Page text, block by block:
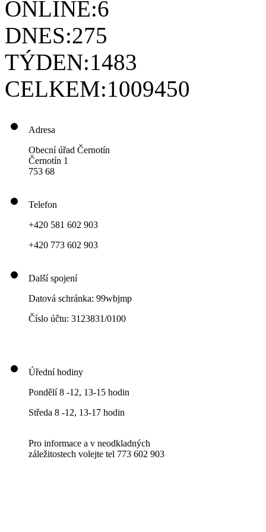
ONLINE:6
DNES:275
TÝDEN:1483
CELKEM:1009450
Adresa
Obecní úřad Černotín
Černotín 1
753 68
Telefon
+420 581 602 903
+420 773 602 903
Další spojení
Datová schránka: 99wbjmp
Číslo účtu: 3123831/0100
Úřední hodiny
Pondělí 8 -12, 13-15 hodin
Středa 8 -12, 13-17 hodin
Pro informace a v neodkladných
záležitostech volejte tel 773 602 903